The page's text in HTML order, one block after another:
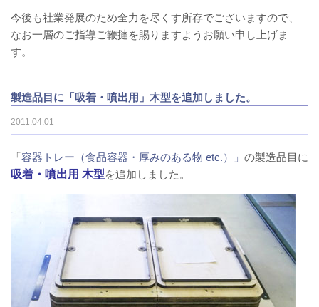
今後も社業発展のため全力を尽くす所存でございますので、
なお一層のご指導ご鞭撻を賜りますようお願い申し上げま
す。
製造品目に「吸着・噴出用」木型を追加しました。
2011.04.01
「容器トレー（食品容器・厚みのある物 etc.）」 の製造品目に
吸着・噴出用 木型を追加しました。